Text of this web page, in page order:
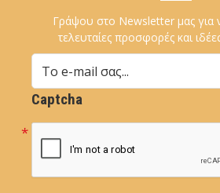
Γράψου στο Newsletter μας για
τελευταίες προσφορές και
Captcha